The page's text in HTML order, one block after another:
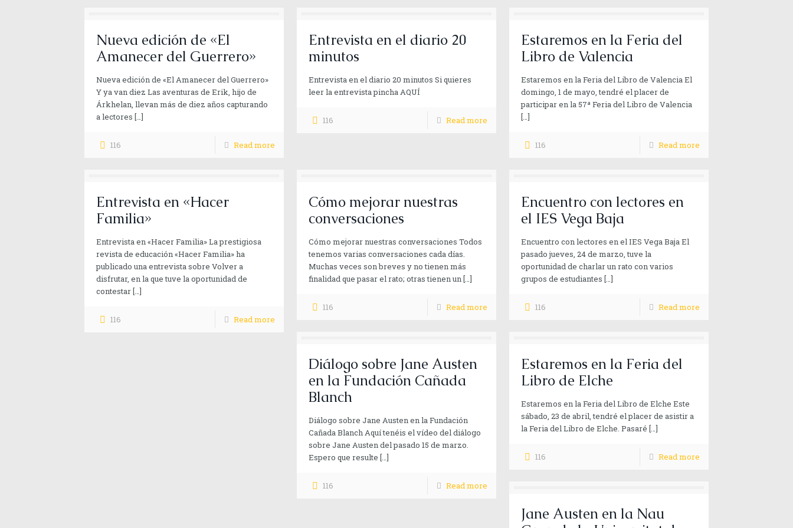
Nueva edición de «El
Amanecer del Guerrero»
Nueva edición de «El Amanecer del Guerrero»
Y ya van diez Las aventuras de Erik, hijo de
Árkhelan, llevan más de diez años capturando
a lectores […]
116 Read more
Entrevista en el diario 20
minutos
Entrevista en el diario 20 minutos Si quieres
leer la entrevista pincha AQUÍ
116 Read more
Estaremos en la Feria del
Libro de Valencia
Estaremos en la Feria del Libro de Valencia El
domingo, 1 de mayo, tendré el placer de
participar en la 57ª Feria del Libro de Valencia
[…]
116 Read more
Entrevista en «Hacer
Familia»
Entrevista en «Hacer Familia» La prestigiosa
revista de educación «Hacer Familia» ha
publicado una entrevista sobre Volver a
disfrutar, en la que tuve la oportunidad de
contestar[…]
116 Read more
Cómo mejorar nuestras
conversaciones
Cómo mejorar nuestras conversaciones Todos
tenemos varias conversaciones cada días.
Muchas veces son breves y no tienen más
finalidad que pasar el rato; otras tienen un[…]
116 Read more
Encuentro con lectores en
el IES Vega Baja
Encuentro con lectores en el IES Vega Baja El
pasado jueves, 24 de marzo, tuve la
oportunidad de charlar un rato con varios
grupos de estudiantes […]
116 Read more
Diálogo sobre Jane Austen
en la Fundación Cañada
Blanch
Diálogo sobre Jane Austen en la Fundación
Cañada Blanch Aquí tenéis el vídeo del diálogo
sobre Jane Austen del pasado 15 de marzo.
Espero que resulte […]
116 Read more
Estaremos en la Feria del
Libro de Elche
Estaremos en la Feria del Libro de Elche Este
sábado, 23 de abril, tendré el placer de asistir a
la Feria del Libro de Elche. Pasaré […]
116 Read more
Jane Austen en la Nau